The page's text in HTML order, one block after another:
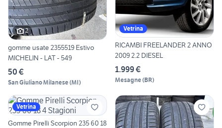
2
gomme usate 2355519 Estivo
MICHELIN - LAT - 549
50 €
San Giuliano Milanese(MI)
Vetrina
RICAMBI FREELANDER 2 ANNO
2009 2.2 DIESEL
1.999 €
Mesagne(BR)
Vetrina
Gomme Pirelli Scorpion 235 60 18